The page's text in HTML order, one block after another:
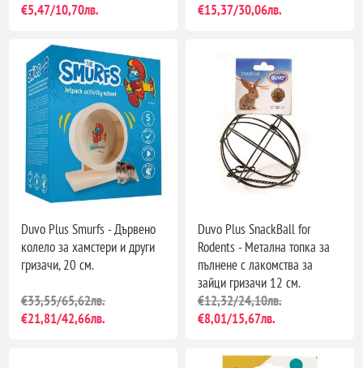
€5,47/10,70лв.
€15,37/30,06лв.
Duvo Plus Smurfs - Дървено
колело за хамстери и други
гризачи, 20 см.
€33,55/65,62лв.
€21,81/42,66лв.
Duvo Plus SnackBall for
Rodents - Метална топка за
пълнене с лакомства за
зайци гризачи 12 см.
€12,32/24,10лв.
€8,01/15,67лв.